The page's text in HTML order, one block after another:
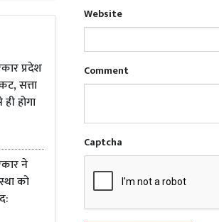
प्रदेश
सत्ता
होगा
ने
को
Website
Comment
Captcha